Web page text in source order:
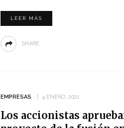
LEER MÁS
SHARE
EMPRESAS 4 ENERO, 2021
Los accionistas